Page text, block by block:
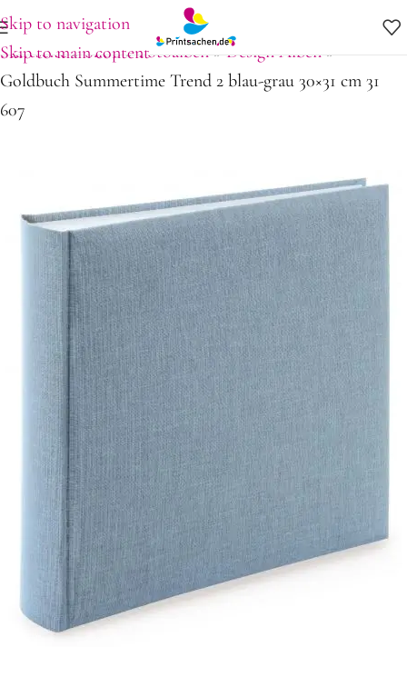
Skip to navigation
Skip to main content
Startseite»Shop»Fotoalben»Design Alben »
Goldbuch Summertime Trend 2 blau-grau 30×31 cm 31
607